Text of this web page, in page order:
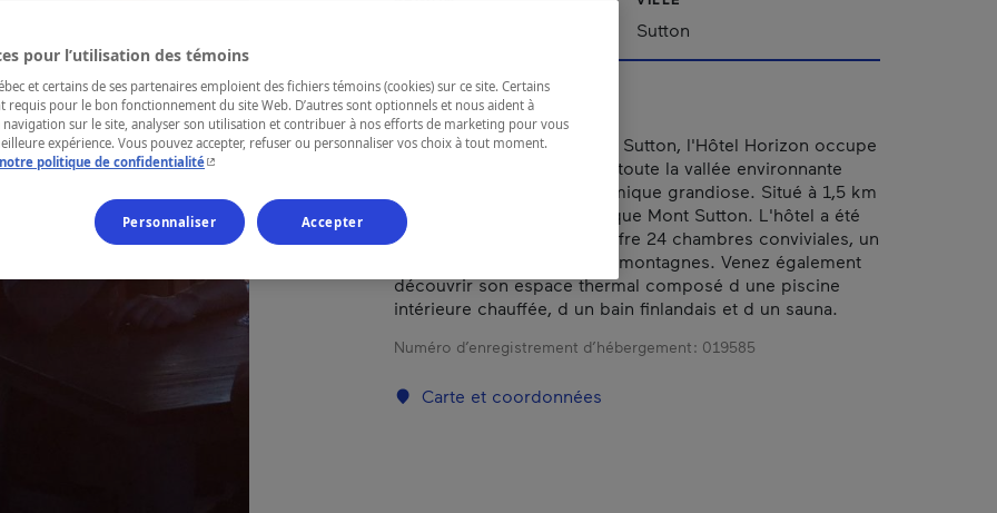
Sutton
Accroché au flanc du mont Sutton, l'Hôtel Horizon occupe
un site privilégié dominant toute la vallée environnante
pour offrir une vue panoramique grandiose. Situé à 1,5 km
de la station récréotouristique Mont Sutton. L'hôtel a été
complètement rénové et offre 24 chambres conviviales, un
restaurant avec vue sur les montagnes. Venez également
découvrir son espace thermal composé d une piscine
intérieure chauffée, d un bain finlandais et d un sauna.
Numéro d’enregistrement d’hébergement : 019585
Carte et coordonnées
pour l’utilisation des témoins
et certains de ses partenaires emploient des fichiers témoins (cookies) sur ce site. Certains
requis pour le bon fonctionnement du site Web. D’autres sont optionnels et nous aident à
sur le site, analyser son utilisation et contribuer à nos efforts de marketing pour vous
expérience. Vous pouvez accepter, refuser ou personnaliser vos choix à tout moment.
politique de confidentialité- Cet hyperlien s'ouvrira dans une nouvelle fenêtre.
Personnaliser Accepter